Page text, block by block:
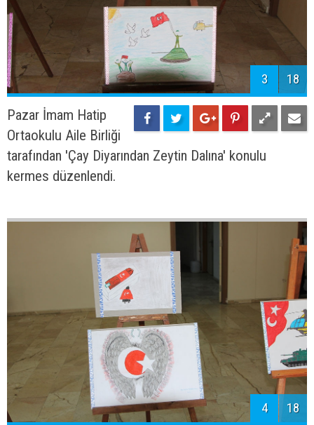
3 18
Pazar İmam Hatip
Ortaokulu Aile Birliği
tarafından 'Çay Diyarından Zeytin Dalına' konulu
kermes düzenlendi.
4 18